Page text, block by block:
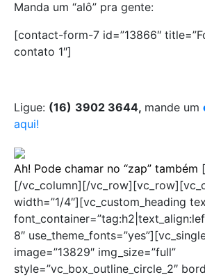
Manda um “alô” pra gente:
[contact-form-7 id=”13866″
contato 1″]
Ligue: (16) 3902 3644, mande um
aqui!
Ah! Pode chamar no “zap” também
[/vc_column][/
width=”1/4″][vc_custom_heading
8″
image=”13829″ img_size=”full”
style=”vc_box_outline_circle_2″